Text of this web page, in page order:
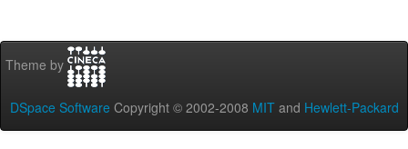
Theme by
DSpace Software Copyright © 2002-2008 MIT and Hewlett-Packard